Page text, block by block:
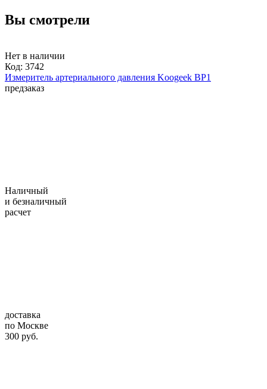
Вы смотрели
Нет в наличии
Код: 3742
Измеритель артериального давления Koogeek BP1
предзаказ
Наличный
и безналичный
расчет
доставка
по Москве
300 руб.